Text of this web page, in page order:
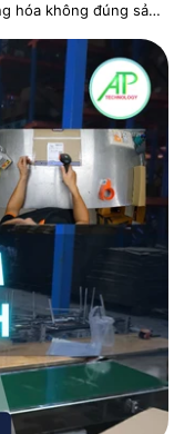
hóa không đúng sản